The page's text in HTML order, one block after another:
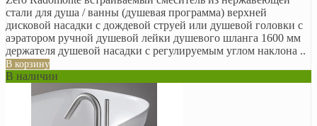
стали для душа / ванны (душевая программа) верхней
дисковой насадки с дождевой струей или душевой головки с
аэратором ручной душевой лейки душевого шланга 1600 мм
держателя душевой насадки с регулируемым углом наклона ..
В корзину
В наличии